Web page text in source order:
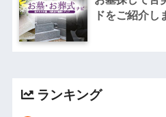
ドをご紹介し
ランキング